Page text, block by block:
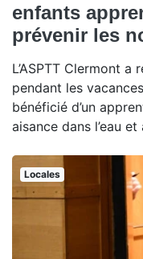
enfants
prévenir les
L’ASPTT Clermont
pendant les
bénéficié d’un
aisance dans l’eau
Locales